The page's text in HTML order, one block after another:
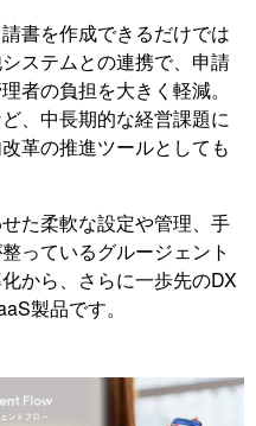
書を作成できるだけでは
ステムとの連携で、申請
者の負担を大きく軽減。
、中長期的な経営課題に
革の推進ツールとしても
た柔軟な設定や管理、手
っているグルージェント
から、さらに一歩先のDX
製品です。